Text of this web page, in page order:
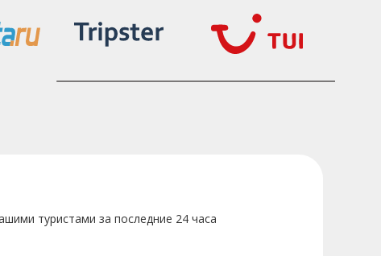
туристами за последние 24 часа